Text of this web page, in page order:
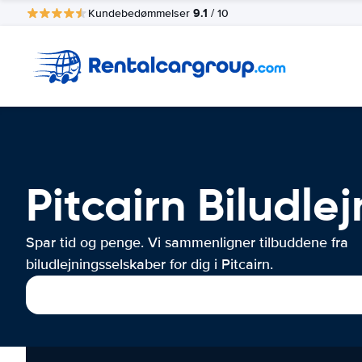
Kundebedømmelser 9.1 / 10
Pitcairn
Spar tid og penge. Vi sammenligner tilbuddene fra
biludlejningsselskaber for dig i Pitcairn.